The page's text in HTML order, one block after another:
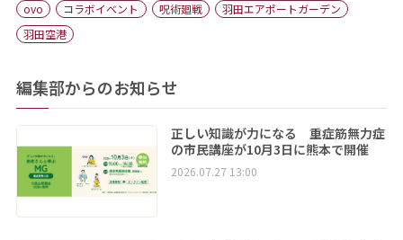
ovo コラボイベント 呪術廻戦
羽田エアポートガーデン
羽田空港
編集部からのお知らせ
正しい知識が力になる 重症筋無力症
の市民講座が10月3日に熊本で開催
2026.07.27 13:00